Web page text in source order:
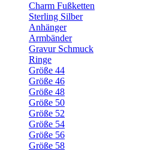
Charm Fußketten
Sterling Silber
Anhänger
Armbänder
Gravur Schmuck
Ringe
Größe 44
Größe 46
Größe 48
Größe 50
Größe 52
Größe 54
Größe 56
Größe 58